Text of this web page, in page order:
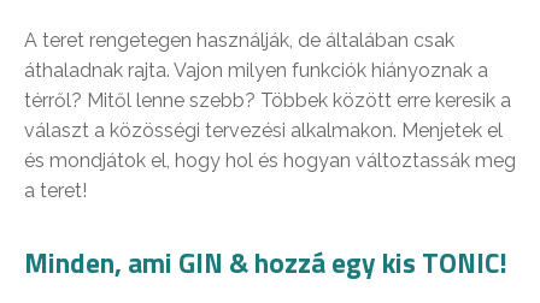
A teret rengetegen használják, de általában csak
áthaladnak rajta. Vajon milyen funkciók hiányoznak a
térről? Mitől lenne szebb? Többek között erre keresik a
választ a közösségi tervezési alkalmakon. Menjetek el
és mondjátok el, hogy hol és hogyan változtassák meg
a teret!
Minden, ami GIN & hozzá egy kis TONIC!